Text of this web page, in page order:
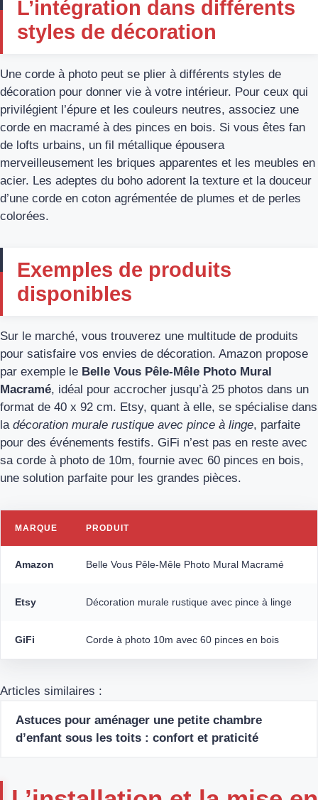
L’intégration dans différents
styles de décoration
Une corde à photo peut se plier à différents styles de
décoration pour donner vie à votre intérieur. Pour ceux qui
privilégient l’épure et les couleurs neutres, associez une
corde en macramé à des pinces en bois. Si vous êtes fan
de lofts urbains, un fil métallique épousera
merveilleusement les briques apparentes et les meubles en
acier. Les adeptes du boho adorent la texture et la douceur
d’une corde en coton agrémentée de plumes et de perles
colorées.
Exemples de produits
disponibles
Sur le marché, vous trouverez une multitude de produits
pour satisfaire vos envies de décoration. Amazon propose
par exemple le Belle Vous Pêle-Mêle Photo Mural
Macramé, idéal pour accrocher jusqu’à 25 photos dans un
format de 40 x 92 cm. Etsy, quant à elle, se spécialise dans
la décoration murale rustique avec pince à linge, parfaite
pour des événements festifs. GiFi n’est pas en reste avec
sa corde à photo de 10m, fournie avec 60 pinces en bois,
une solution parfaite pour les grandes pièces.
MARQUE PRODUIT
Amazon Belle Vous Pêle-Mêle Photo Mural Macramé
Etsy Décoration murale rustique avec pince à linge
GiFi Corde à photo 10m avec 60 pinces en bois
Articles similaires :
Astuces pour aménager une petite chambre
d’enfant sous les toits : confort et praticité